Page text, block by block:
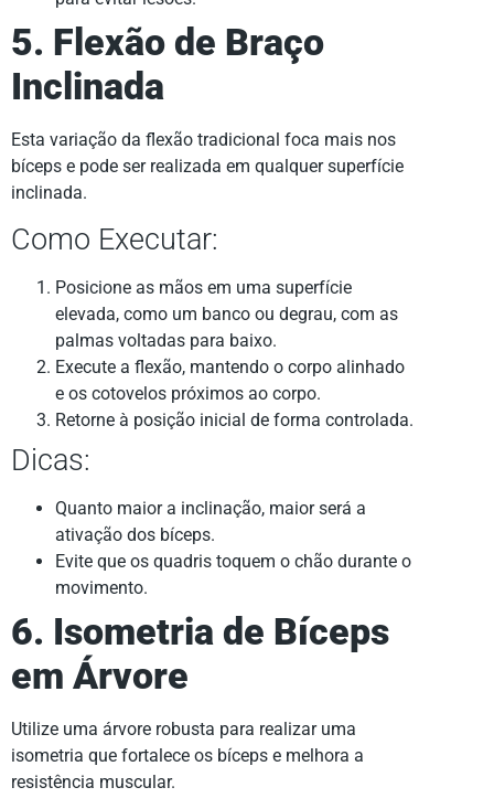
5. Flexão de Braço
Inclinada
Esta variação da flexão tradicional foca mais nos
bíceps e pode ser realizada em qualquer superfície
inclinada.
Como Executar:
Posicione as mãos em uma superfície
elevada, como um banco ou degrau, com as
palmas voltadas para baixo.
Execute a flexão, mantendo o corpo alinhado
e os cotovelos próximos ao corpo.
Retorne à posição inicial de forma controlada.
Dicas:
Quanto maior a inclinação, maior será a
ativação dos bíceps.
Evite que os quadris toquem o chão durante o
movimento.
6. Isometria de Bíceps
em Árvore
Utilize uma árvore robusta para realizar uma
isometria que fortalece os bíceps e melhora a
resistência muscular.